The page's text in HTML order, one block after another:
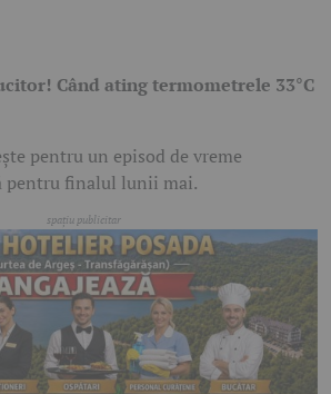
Când ating termometrele 33°C
pentru un episod de vreme
pentru finalul lunii mai.